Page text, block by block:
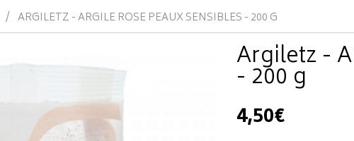
ARGILETZ - ARGILE ROSE PEAUX SENSIBLES - 200 G
Argiletz -
- 200 g
4,50€